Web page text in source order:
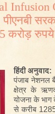
Infusion
करोड़ रुपये
हिंदी अनुवाद:
पंजाब नेशनल
क्षेत्र के
योजना के
से करीब